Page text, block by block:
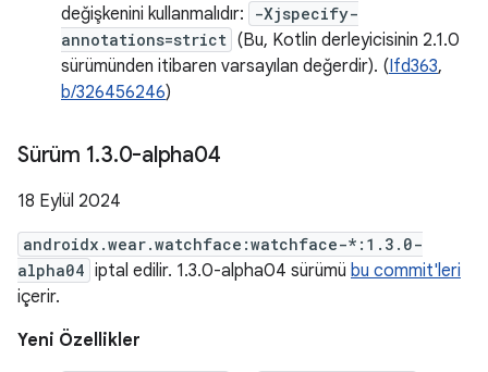
değişkenini kullanmalıdır:
-Xjspecify-
annotations=strict (Bu, Kotlin derleyicisinin 2.1.0
sürümünden itibaren varsayılan değerdir). (Ifd363,
b/326456246)
Sürüm 1.3.0-alpha04
18 Eylül 2024
androidx.wear.watchface:watchface-*:1.3.0-
alpha04 iptal edilir. 1.3.0-alpha04 sürümü bu commit'leri
içerir.
Yeni Özellikler